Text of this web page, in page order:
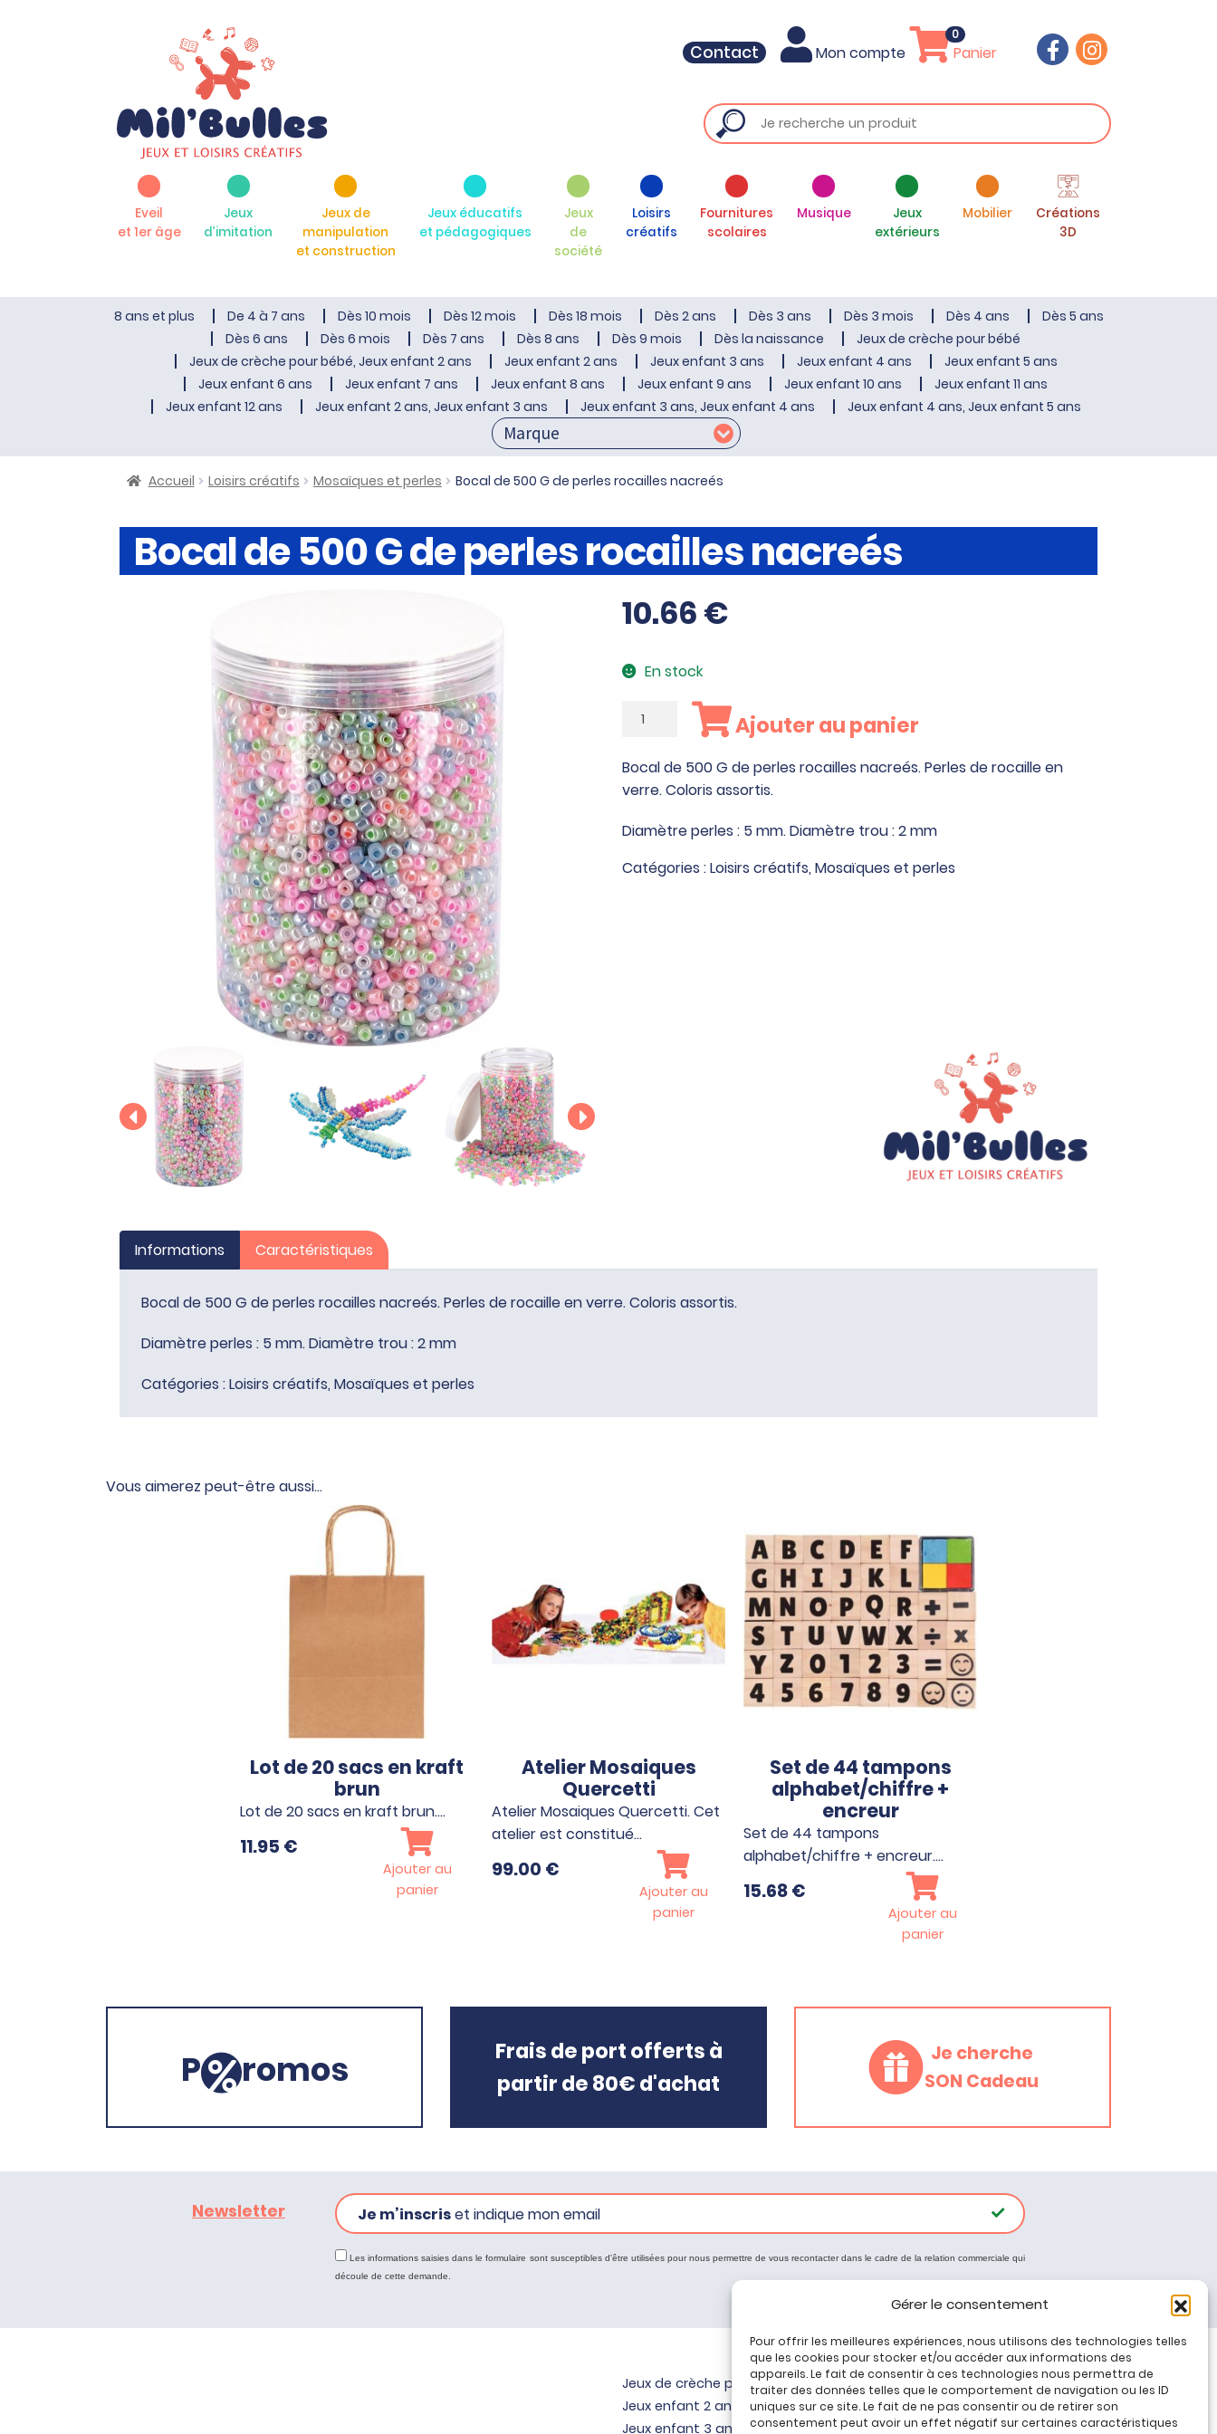
Gérer le consentement
Pour offrir les meilleures expériences, nous utilisons des technologies telles
que les cookies pour stocker et/ou accéder aux informations des
appareils. Le fait de consentir à ces technologies nous permettra de
traiter des données telles que le comportement de navigation ou les ID
uniques sur ce site. Le fait de ne pas consentir ou de retirer son
consentement peut avoir un effet négatif sur certaines caractéristiques
Contact Mon compte Panier
0
Eveil
et 1er âge
Jeux
d’imitation
Jeux de
manipulation
et construction
Jeux éducatifs
et pédagogiques
Jeux
de
société
Loisirs
créatifs
Fournitures
scolaires
Musique
Jeux
extérieurs
Mobilier
Créations
3D
8 ans et plus De 4 à 7 ans Dès 10 mois Dès 12 mois Dès 18 mois Dès 2 ans Dès 3 ans Dès 3 mois Dès 4 ans
Dès 5 ans
Dès 6 ans
Dès 6 mois Dès 7 ans Dès 8 ans Dès 9 mois Dès la naissance
Jeux de crèche pour bébé
Jeux de crèche pour bébé, Jeux enfant 2 ans
Jeux enfant 2 ans Jeux enfant 3 ans Jeux enfant 4 ans
Jeux enfant 5 ans
Jeux enfant 6 ans
Jeux enfant 7 ans Jeux enfant 8 ans Jeux enfant 9 ans Jeux enfant 10 ans
Jeux enfant 11 ans
Jeux enfant 12 ans
Jeux enfant 2 ans, Jeux enfant 3 ans Jeux enfant 3 ans, Jeux enfant 4 ans Jeux enfant 4 ans, Jeux enfant 5 ans
Accueil Loisirs créatifs Mosaïques et perles Bocal de 500 G de perles rocailles nacreés
Bocal de 500 G de perles rocailles nacreés
10.66€
En stock
quantité
Bocal
de
500
G
perles
Ajouter au panier
Bocal de 500 G de perles rocailles nacreés. Perles de rocaille en
verre. Coloris assortis.
Diamètre perles : 5 mm. Diamètre trou : 2 mm
Catégories :Loisirs créatifs, Mosaïques et perles
Informations Caractéristiques
Bocal de 500 G de perles rocailles nacreés. Perles de rocaille en verre. Coloris assortis.
Diamètre perles : 5 mm. Diamètre trou : 2 mm
Catégories :Loisirs créatifs, Mosaïques et perles
Vous aimerez peut-être aussi…
Lot de 20 sacs en kraft
brun
Lot de 20 sacs en kraft brun.…
11.95 €
Ajouter au
panier
Atelier Mosaiques
Quercetti
Atelier Mosaiques Quercetti. Cet
atelier est constitué…
99.00 €
Ajouter au
panier
Set de 44 tampons
alphabet/chiffre +
encreur
Set de 44 tampons
alphabet/chiffre + encreur.…
15.68€
Ajouter au
panier
P romos
Frais de port offerts à
partir de 80€ d'achat
Je cherche
SON Cadeau
Newsletter Je m’inscriset indique mon email
Les informations saisies dans le formulaire sont susceptibles d'être utilisées pour nous permettre de vous recontacter dans le cadre de la relation commerciale qui
découle de cette demande.
Jeux de crèche pour bébé
Jeux enfant 2 ans
Jeux enfant 3 ans
Tous nos produits
Promos jeux de loisirs créatifs
Plan du site